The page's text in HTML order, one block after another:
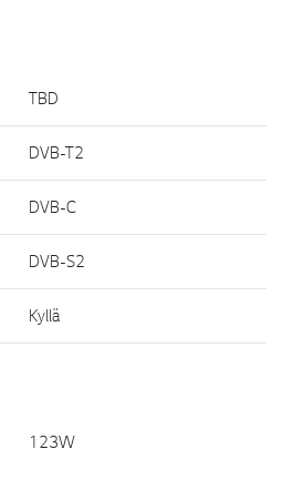
TBD
DVB-T2
DVB-C
DVB-S2
Kyllä
123W